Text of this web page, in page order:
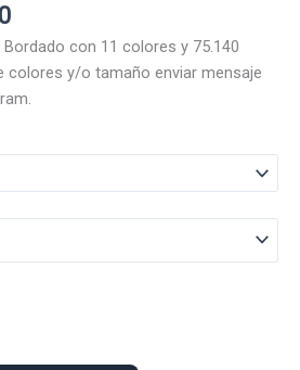
El
precio
actual
es:
Bordado con 11 colores y 75.140
colores y/o tamaño enviar mensaje